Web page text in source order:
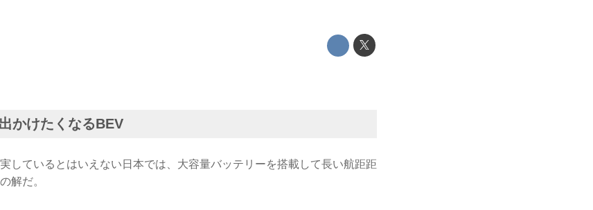
かけたくなるBEV
しているとはいえない日本では、大容量バッテリーを搭載して長い航距距
解だ。